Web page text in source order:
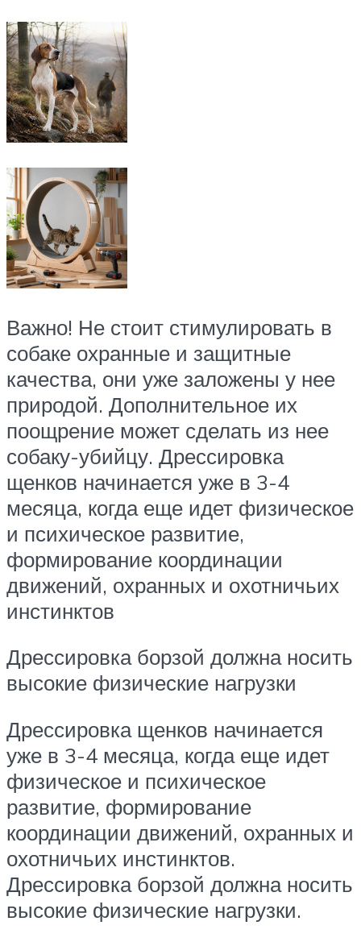
Важно! Не стоит стимулировать в
собаке охранные и защитные
качества, они уже заложены у нее
природой. Дополнительное их
поощрение может сделать из нее
собаку-убийцу. Дрессировка
щенков начинается уже в 3-4
месяца, когда еще идет физическое
и психическое развитие,
формирование координации
движений, охранных и охотничьих
инстинктов
Дрессировка борзой должна носить
высокие физические нагрузки
Дрессировка щенков начинается
уже в 3-4 месяца, когда еще идет
физическое и психическое
развитие, формирование
координации движений, охранных и
охотничьих инстинктов.
Дрессировка борзой должна носить
высокие физические нагрузки.